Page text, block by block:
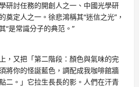
討任務的開創人之一、中國光學研
奠定人之一。徐悲鴻稱其“迷信之光”，
“是常識分子的典范。”
又把「第二階段：顏色與氣味的完
將你的怪誕藍色，調配成我咖啡館牆
二。」它拉生長長的影。人們在汗青